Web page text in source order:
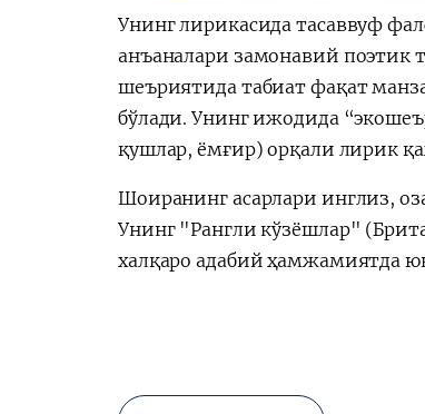
Унинг лирикасида тасаввуф
анъаналари замонавий поэтик
шеъриятида табиат фақат
бўлади. Унинг ижодида
қушлар, ёмғир) орқали лирик
Шоиранинг асарлари инглиз,
Унинг "Рангли кўзёшлар"
халқаро адабий ҳамжамиятда